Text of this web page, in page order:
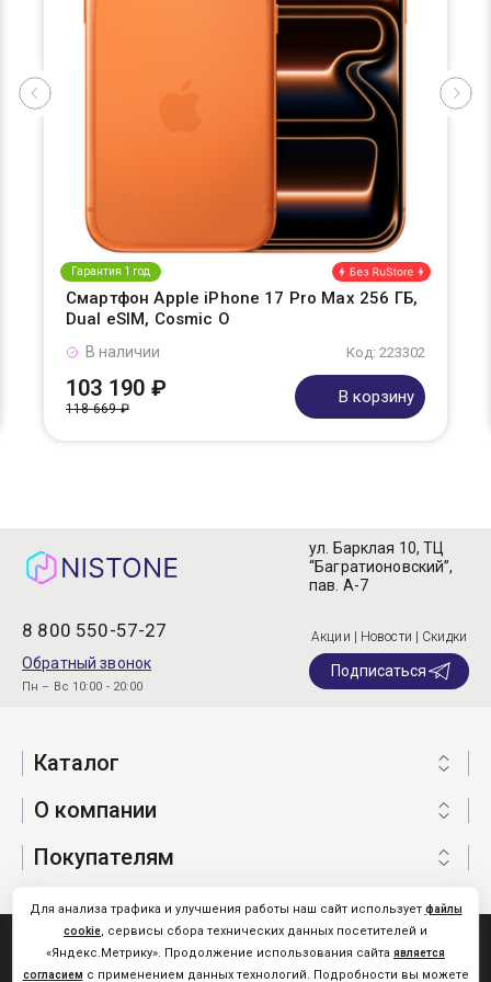
Гарантия 1 год
Смартфон Apple iPhone 17 Pro Max 256 ГБ,
Dual eSIM, Cosmic O
Код: 223302
В наличии
103 190 ₽
118 669 ₽
В корзину
8 800 550-57-27
Обратный звонок
Пн – Вс 10:00 - 20:00
ул. Барклая 10, ТЦ
“Багратионовский”,
пав. А-7
Акции | Новости | Скидки
Подписаться
Каталог
О компании
Покупателям
Nistone.Ru © 2026
Карта сайта
Для анализа трафика и улучшения работы наш сайт использует файлы
cookie, сервисы сбора технических данных посетителей и
«Яндекс.Метрику». Продолжение использования сайта является
согласием с применением данных технологий. Подробности вы можете